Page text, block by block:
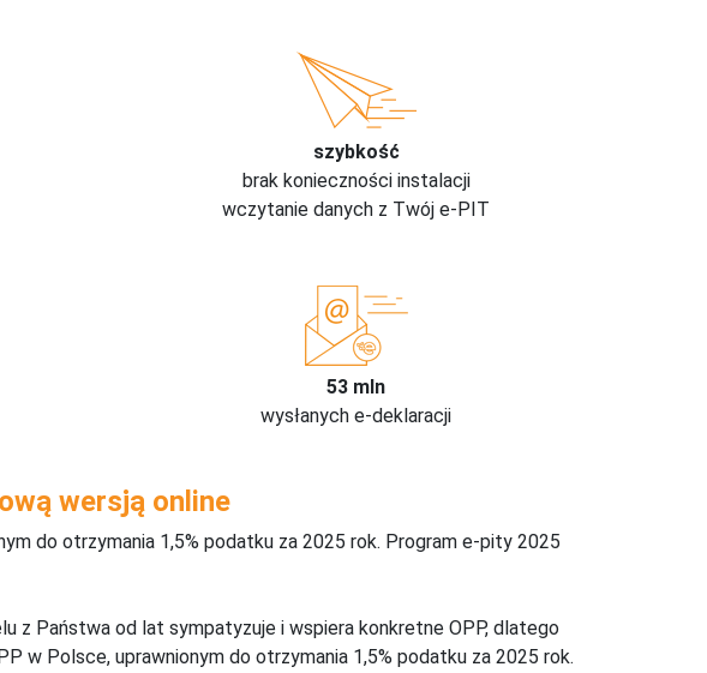
szybkość
brak konieczności instalacji
wczytanie danych z Twój e-PIT
53 mln
wysłanych e-deklaracji
wersją online
do otrzymania 1,5% podatku za 2025 rok. Program e-pity 2025
z Państwa od lat sympatyzuje i wspiera konkretne OPP, dlatego
w Polsce, uprawnionym do otrzymania 1,5% podatku za 2025 rok.